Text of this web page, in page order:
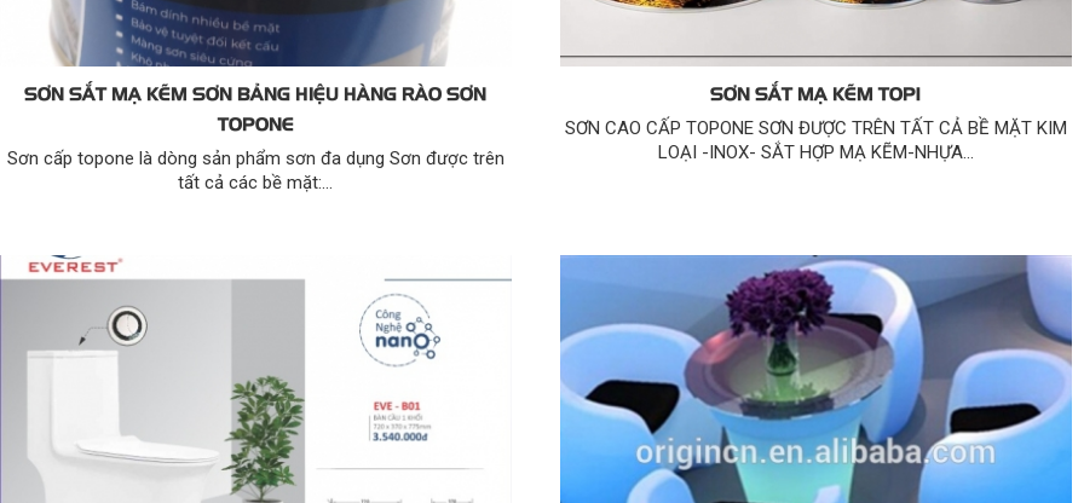
SƠN SẮT MẠ KẼM SƠN BẢNG HIỆU HÀNG RÀO SƠN
TOPONE
Sơn cấp topone là dòng sản phẩm sơn đa dụng Sơn được trên
tất cả các bề mặt:...
SƠN SẮT MẠ KẼM TOP1
SƠN CAO CẤP TOPONE SƠN ĐƯỢC TRÊN TẤT CẢ BỀ MẶT KIM
LOẠI -INOX- SẮT HỢP MẠ KẼM-NHỰA...